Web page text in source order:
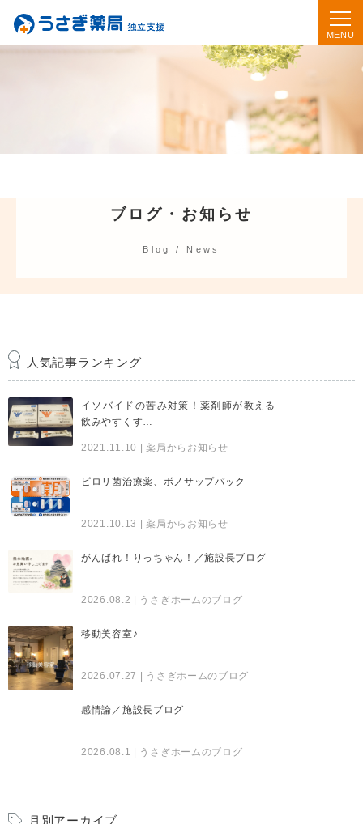
ブログ・お知らせ
Blog / News
人気記事ランキング
イソバイドの苦み対策！薬剤師が教える
飲みやすくす…
2021.11.10 | 薬局からお知らせ
ピロリ菌治療薬、ボノサップパック
2021.10.13 | 薬局からお知らせ
がんばれ！りっちゃん！／施設長ブログ
2026.08.2 | うさぎホームのブログ
移動美容室♪
2026.07.27 | うさぎホームのブログ
感情論／施設長ブログ
2026.08.1 | うさぎホームのブログ
月別アーカイブ